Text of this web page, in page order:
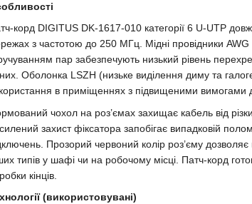
корд DIGITUS DK-1617-010 категорії 6 U-UTP
з частотою до 250 МГц. Мідні провідники
пар забезпечують низький рівень
Оболонка LSZH (низьке виділення диму та
в приміщеннях з підвищеними вимогами
чохол на роз’ємах захищає кабель від
захист фіксатора запобігає випадковій
Прозорий червоний колір роз’єму дозволяє
типів у шафі чи на робочому місці. Патч-корд
кінців.
(використовувані)